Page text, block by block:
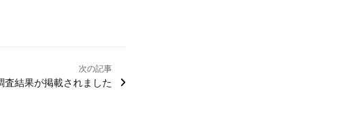
次の記事
査結果が掲載されました